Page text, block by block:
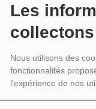
Les
collectons
Nous utilisons des
fonctionnalités
l'expérience de nos
VERSION
2025 –